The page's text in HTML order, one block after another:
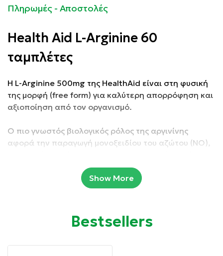
Πληρωμές - Αποστολές
Health Aid L-Arginine 60
ταμπλέτες
Η L-Arginine 500mg της HealthAid είναι στη φυσική
της μορφή (free form) για καλύτερη απορρόφηση και
αξιοποίηση από τον οργανισμό.
Ο πιο γνωστός βιολογικός ρόλος της αργινίνης
αφορά την παραγωγή μονοξειδίου του αζώτου (ΝΟ),
ενώ παίζει καθοριστικό ρόλο στον κύκλο της ουρίας
και στη σύνθεση της αυξητικής ορμόνης.
Συσκευασία: 60 ταμπλέτες
Show More
Bestsellers